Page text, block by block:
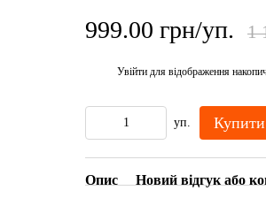
999.00 грн/уп. 1
Увійти для відображення
уп. Купити
Опис
Новий відгук або